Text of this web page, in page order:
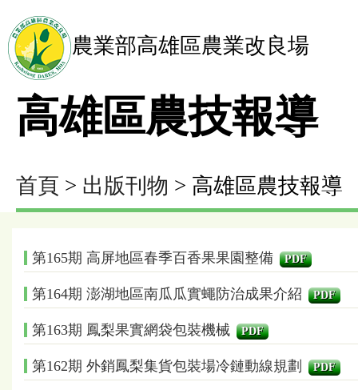
農業部高雄區農業改良場
高雄區農技報導
首頁 > 出版刊物 > 高雄區農技報導
第165期 高屏地區春季百香果果園整備 PDF
第164期 澎湖地區南瓜瓜實蠅防治成果介紹 PDF
第163期 鳳梨果實網袋包裝機械 PDF
第162期 外銷鳳梨集貨包裝場冷鏈動線規劃 PDF